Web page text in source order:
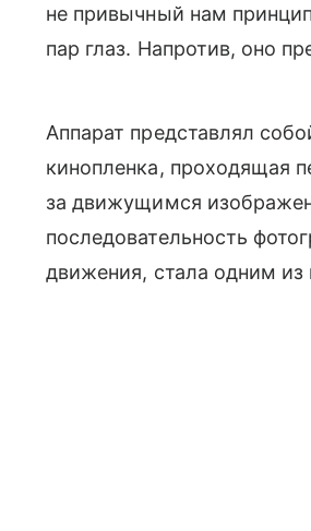
не привычный нам
пар глаз. Напротив, оно
Аппарат представлял
кинопленка, проходящая
за движущимся
последовательность
движения, стала одним из